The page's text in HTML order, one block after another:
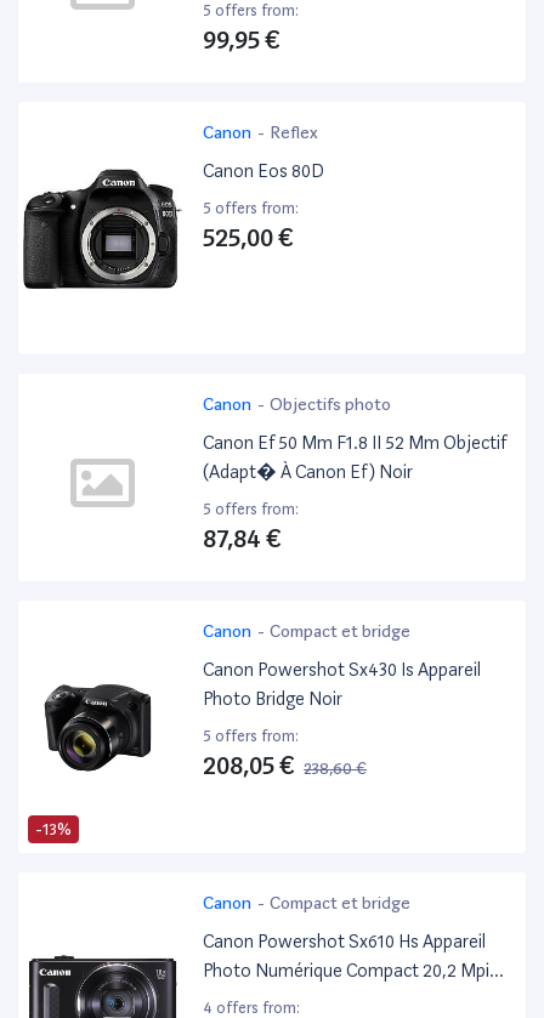
5 offers from:
99,95 €
Canon - Reflex
Canon Eos 80D
5 offers from:
525,00 €
Canon - Objectifs photo
Canon Ef 50 Mm F1.8 II 52 Mm Objectif
(Adapt� À Canon Ef) Noir
5 offers from:
87,84 €
-13%
Canon - Compact et bridge
Canon Powershot Sx430 Is Appareil
Photo Bridge Noir
5 offers from:
208,05 € 238,60 €
Canon - Compact et bridge
Canon Powershot Sx610 Hs Appareil
Photo Numérique Compact 20,2 Mpix
Ecran 3" Zoom Optique 18X - Noir
4 offers from: